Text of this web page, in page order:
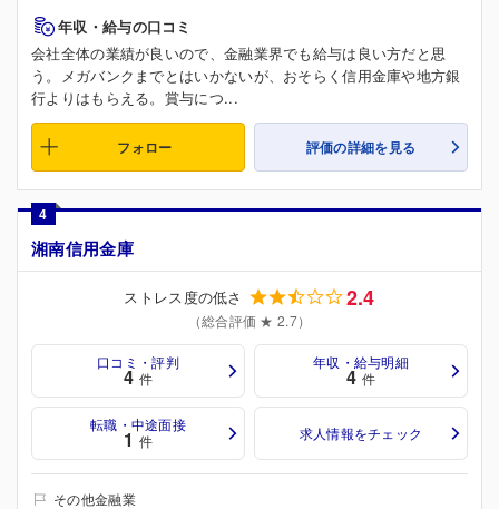
年収・給与の口コミ
会社全体の業績が良いので、金融業界でも給与は良い方だと思
う。メガバンクまでとはいかないが、おそらく信用金庫や地方銀
行よりはもらえる。賞与につ...
フォロー 評価の詳細を見る
4
湘南信用金庫
ストレス度の低さ 2.4
（総合評価 ★ 2.7）
口コミ・評判
4 件
年収・給与明細
4 件
転職・中途面接
1 件 求人情報をチェック
その他金融業